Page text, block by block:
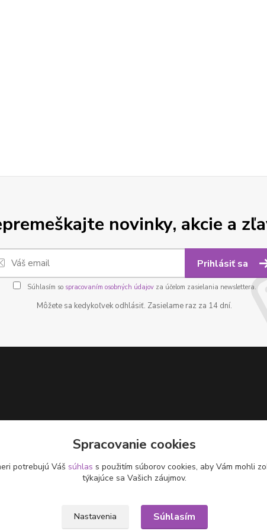
novinky, akcie a
Prihlásiť sa
Súhlasím so spracovaním osobných údajovza účelom zasielania newslettera.
Môžete sa kedykoľvek odhlásiť. Zasielame raz za 14 dní.
Spracovanie cookies
potrebujú Váš súhlas s použitím súborov cookies, aby Vám mohli
týkajúce sa Vašich záujmov.
Nastavenia Súhlasím